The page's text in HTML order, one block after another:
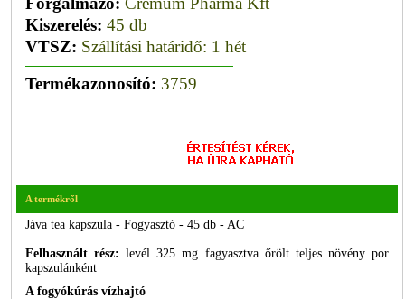
Kiszerelés: 45 db
VTSZ: Szállítási határidő: 1 hét
Termékazonosító: 3759
A termékről
Jáva tea kapszula - Fogyasztó - 45 db - AC
Felhasznált rész: levél 325 mg fagyasztva őrölt teljes növény por
kapszulánként
A fogyókúrás vízhajtó